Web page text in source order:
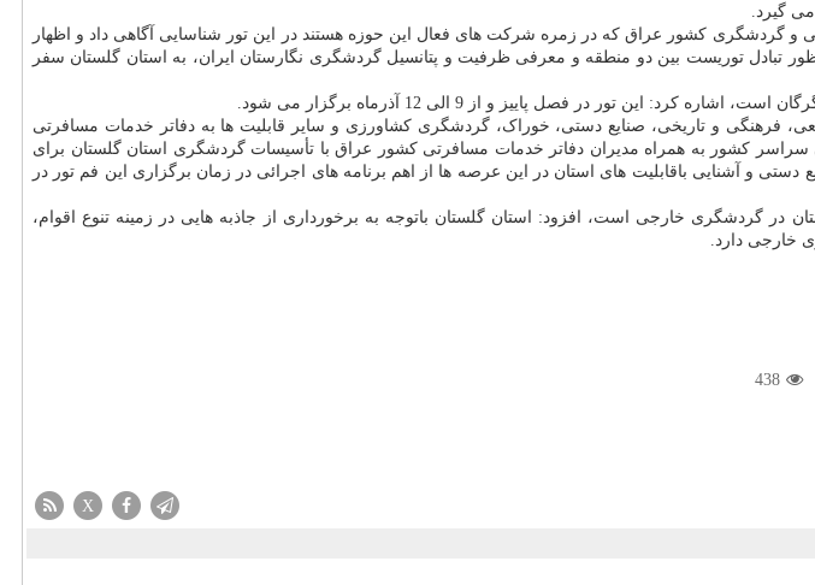
گیرد.
حضور 10 نفر از مدیران دفاتر آژانس های مسافرتی و گردشگری کشور عراق که در زمره شرکت های فعال این حوزه هستند در این تور شناسایی آگاهی داد و اظهار
کشور بمنظور تبادل توریست بین دو منطقه و معرفی ظرفیت و پتانسیل گردشگری نگارستان ایران، به استان گلستان سفر
است، اشاره کرد: این تور در فصل پاییز و از 9 الی 12 آذرماه برگزار می شود.
فرهنگی و تاریخی، صنایع دستی، خوراک، گردشگری کشاورزی و سایر قابلیت ها به دفاتر خدمات مسافرتی
کشور به همراه مدیران دفاتر خدمات مسافرتی کشور عراق با تأسیسات گردشگری استان گلستان برای
و آشنایی باقابلیت های استان در این عرصه ها از اهم برنامه های اجرائی در زمان برگزاری این فم تور در
گردشگری خارجی است، افزود: استان گلستان باتوجه به برخورداری از جاذبه هایی در زمینه تنوع اقوام،
خارجی دارد.
438
X